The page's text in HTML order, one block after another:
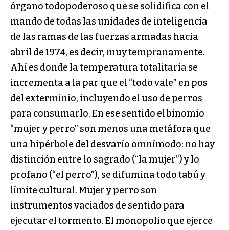
órgano todopoderoso que se solidifica con el
mando de todas las unidades de inteligencia
de las ramas de las fuerzas armadas hacia
abril de 1974, es decir, muy tempranamente.
Ahí es donde la temperatura totalitaria se
incrementa a la par que el “todo vale” en pos
del exterminio, incluyendo el uso de perros
para consumarlo. En ese sentido el binomio
“mujer y perro” son menos una metáfora que
una hipérbole del desvarío omnímodo: no hay
distinción entre lo sagrado (“la mujer”) y lo
profano (“el perro”), se difumina todo tabú y
límite cultural. Mujer y perro son
instrumentos vaciados de sentido para
ejecutar el tormento. El monopolio que ejerce